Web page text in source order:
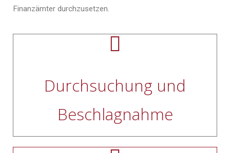
Finanzämter durchzusetzen.
Durchsuchung und
Beschlagnahme